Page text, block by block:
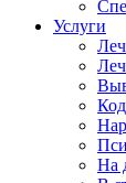
Услуги
На